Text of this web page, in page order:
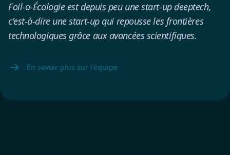
Foil-o-Écologie est depuis peu une start-up deeptech,
c'est-à-dire une start-up qui repousse les frontières
technologiques grâce aux avancées scientifiques.
En savoir plus sur l'équipe